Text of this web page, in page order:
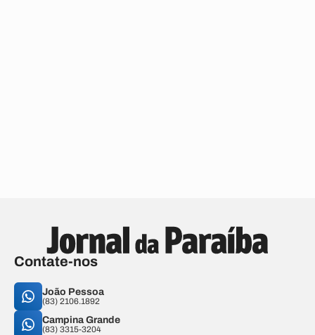
Contate-nos
João Pessoa
(83) 2106.1892
Campina Grande
(83) 3315-3204